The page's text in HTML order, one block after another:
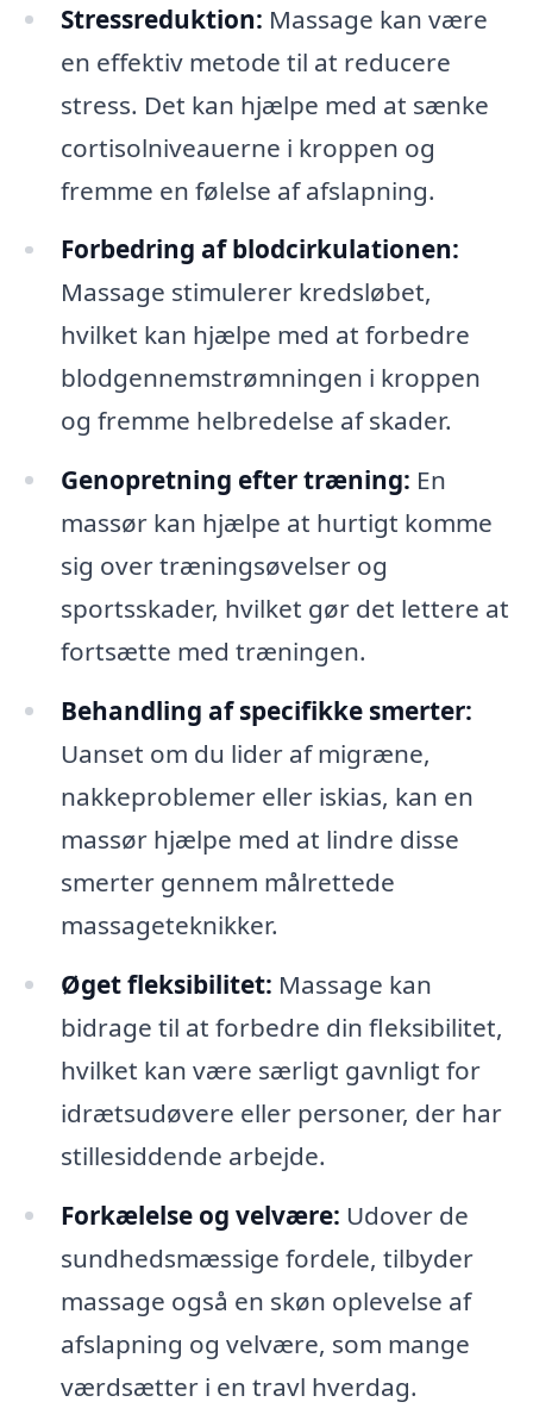
Stressreduktion: Massage kan være
en effektiv metode til at reducere
stress. Det kan hjælpe med at sænke
cortisolniveauerne i kroppen og
fremme en følelse af afslapning.
Forbedring af blodcirkulationen:
Massage stimulerer kredsløbet,
hvilket kan hjælpe med at forbedre
blodgennemstrømningen i kroppen
og fremme helbredelse af skader.
Genopretning efter træning: En
massør kan hjælpe at hurtigt komme
sig over træningsøvelser og
sportsskader, hvilket gør det lettere at
fortsætte med træningen.
Behandling af specifikke smerter:
Uanset om du lider af migræne,
nakkeproblemer eller iskias, kan en
massør hjælpe med at lindre disse
smerter gennem målrettede
massageteknikker.
Øget fleksibilitet: Massage kan
bidrage til at forbedre din fleksibilitet,
hvilket kan være særligt gavnligt for
idrætsudøvere eller personer, der har
stillesiddende arbejde.
Forkælelse og velvære: Udover de
sundhedsmæssige fordele, tilbyder
massage også en skøn oplevelse af
afslapning og velvære, som mange
værdsætter i en travl hverdag.